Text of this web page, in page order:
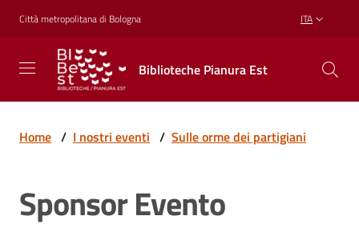
Vai al contenuto
Vai alla navigazione
Vai al footer
Città metropolitana di Bologna ITA
Biblioteche Pianura Est
Biblioteche
Pianura
Est
CREARE,
RICREARSI
Biblioteche
Home / I nostri eventi / Sulle orme dei partigiani
Sponsor Evento